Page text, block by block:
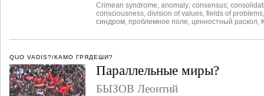
Crimean syndrome anomaly; consensus;
consciousness division of values fields of problems
синдром проблемное поле ценностный раскол
QUO VADIS?/КАМО ГРЯДЕШИ?
Параллельные миры?
БЫЗОВ Леонтий